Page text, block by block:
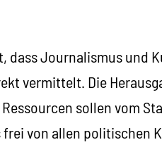
dass Journalismus und
vermittelt. Die
sollen vom
von allen politischen